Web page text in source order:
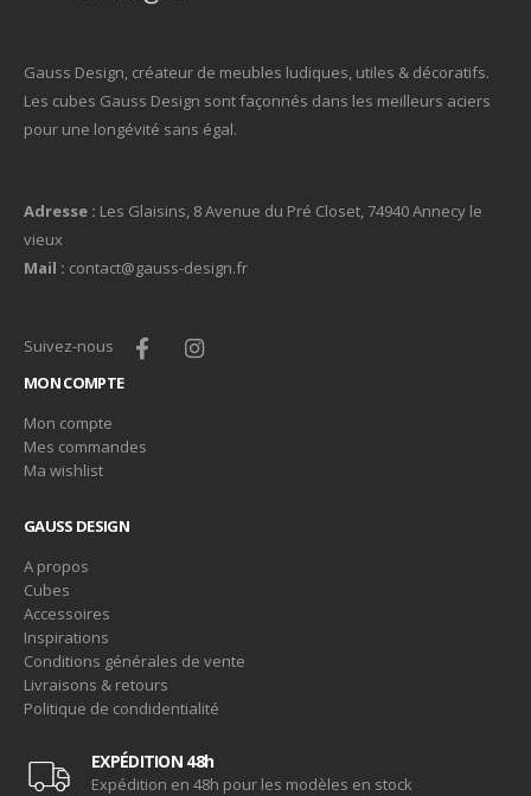
Gauss Design, créateur de meubles ludiques, utiles & décoratifs.
Les cubes Gauss Design sont façonnés dans les meilleurs aciers
pour une longévité sans égal.
Adresse : Les Glaisins, 8 Avenue du Pré Closet, 74940 Annecy le
vieux
Mail : contact@gauss-design.fr
Suivez-nous
MON COMPTE
Mon compte
Mes commandes
Ma wishlist
GAUSS DESIGN
A propos
Cubes
Accessoires
Inspirations
Conditions générales de vente
Livraisons & retours
Politique de condidentialité
EXPÉDITION 48h
Expédition en 48h pour les modèles en stock